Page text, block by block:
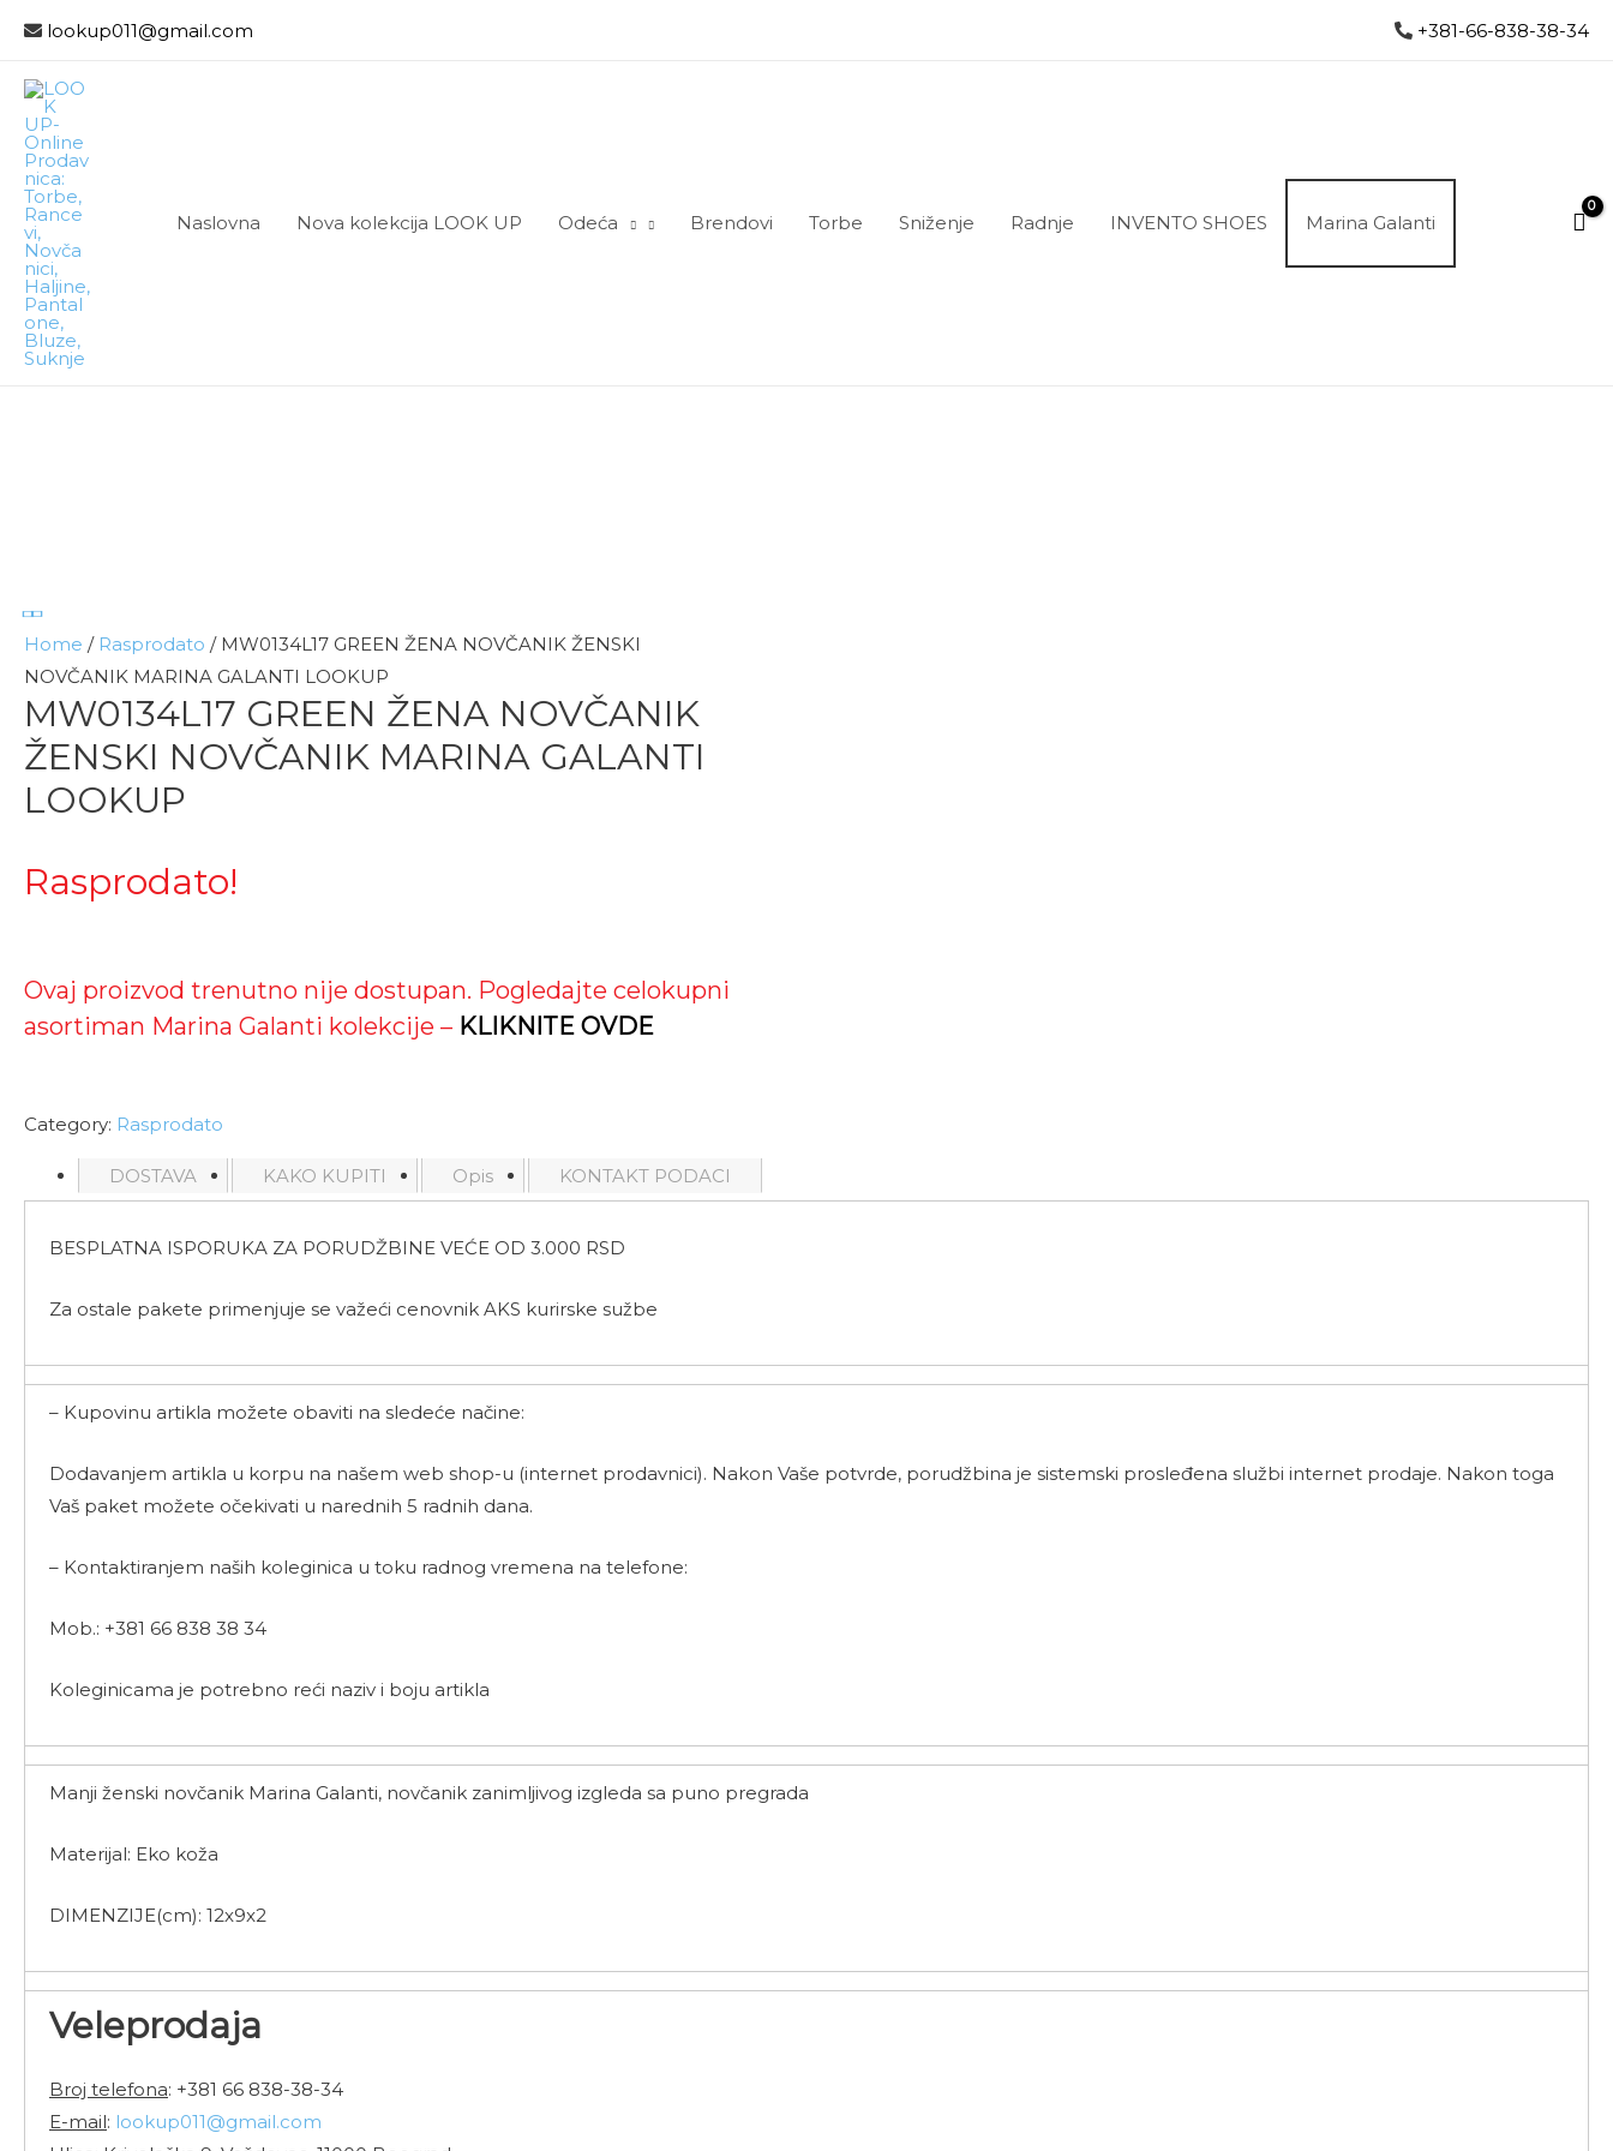
lookup011@gmail.com +381-66-838-38-34
Naslovna Nova kolekcija LOOK UP Odeća Brendovi Torbe Sniženje Radnje INVENTO SHOES Marina Galanti
Home / Rasprodato / MW0134L17 GREEN ŽENA NOVČANIK ŽENSKI
NOVČANIK MARINA GALANTI LOOKUP
MW0134L17 GREEN ŽENA NOVČANIK
ŽENSKI NOVČANIK MARINA GALANTI
LOOKUP
Rasprodato!
Ovaj proizvod trenutno nije dostupan. Pogledajte celokupni
asortiman Marina Galanti kolekcije – KLIKNITE OVDE
Category: Rasprodato
DOSTAVA KAKO KUPITI Opis KONTAKT PODACI
BESPLATNA ISPORUKA ZA PORUDŽBINE VEĆE OD 3.000 RSD
Za ostale pakete primenjuje se važeći cenovnik AKS kurirske sužbe
– Kupovinu artikla možete obaviti na sledeće načine:
Dodavanjem artikla u korpu na našem web shop-u (internet prodavnici). Nakon Vaše potvrde, porudžbina je sistemski prosleđena službi internet prodaje. Nakon toga
Vaš paket možete očekivati u narednih 5 radnih dana.
– Kontaktiranjem naših koleginica u toku radnog vremena na telefone:
Mob.: +381 66 838 38 34
Koleginicama je potrebno reći naziv i boju artikla
Manji ženski novčanik Marina Galanti, novčanik zanimljivog izgleda sa puno pregrada
Materijal: Eko koža
DIMENZIJE(cm): 12x9x2
Veleprodaja
Broj telefona: +381 66 838-38-34
E-mail: lookup011@gmail.com